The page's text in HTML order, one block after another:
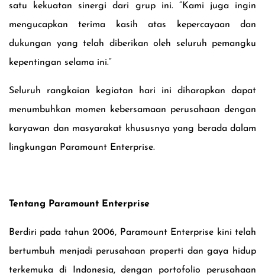
satu kekuatan sinergi dari grup ini. “Kami juga ingin
mengucapkan terima kasih atas kepercayaan dan
dukungan yang telah diberikan oleh seluruh pemangku
kepentingan selama ini.”
Seluruh rangkaian kegiatan hari ini diharapkan dapat
menumbuhkan momen kebersamaan perusahaan dengan
karyawan dan masyarakat khususnya yang berada dalam
lingkungan Paramount Enterprise.
Tentang Paramount Enterprise
Berdiri pada tahun 2006, Paramount Enterprise kini telah
bertumbuh menjadi perusahaan properti dan gaya hidup
terkemuka di Indonesia, dengan portofolio perusahaan